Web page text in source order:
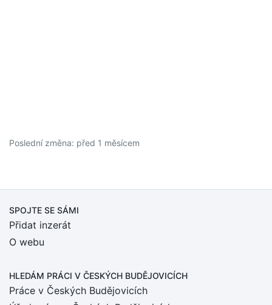
Poslední změna: před 1 měsícem
SPOJTE SE SÁMI
Přidat inzerát
O webu
HLEDÁM PRÁCI V ČESKÝCH BUDĚJOVICÍCH
Práce v Českých Budějovicích